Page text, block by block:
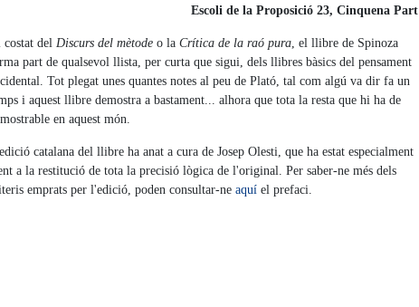
Escoli de la Proposició 23, Cinquena Part
del Discurs del mètodeo la Crítica de la raó pura, el llibre de Spinoza
part de qualsevol llista, per curta que sigui, dels llibres bàsics del pensament
Tot plegat unes quantes notes al peu de Plató, tal com algú va dir fa un
i aquest llibre demostra a bastament... alhora que tota la resta que hi ha de
en aquest món.
catalana del llibre ha anat a cura de Josep Olesti, que ha estat especialment
a la restitució de tota la precisió lògica de l'original. Per saber-ne més dels
emprats per l'edició, poden consultar-ne aquí el prefaci.